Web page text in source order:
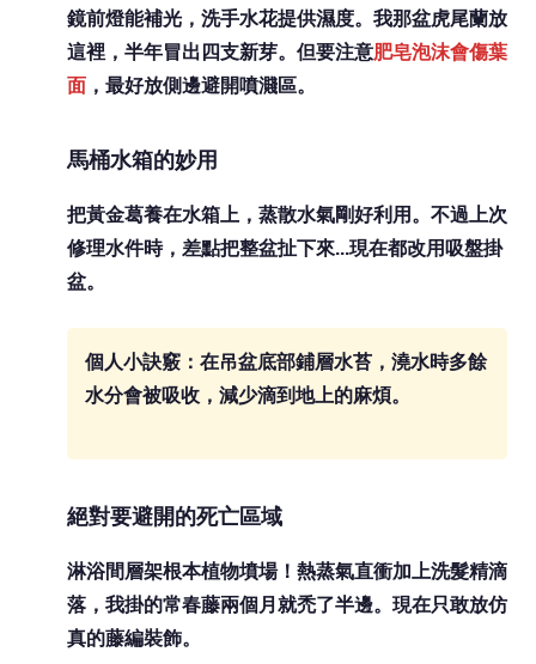
鏡前燈能補光，洗手水花提供濕度。我那盆虎尾蘭放
這裡，半年冒出四支新芽。但要注意肥皂泡沫會傷葉
面 ，最好放側邊避開噴濺區。
馬桶水箱的妙用
把黃金葛養在水箱上，蒸散水氣剛好利用。不過上次
修理水件時，差點把整盆扯下來...現在都改用吸盤掛
盆。
個人小訣竅：在吊盆底部鋪層水苔，澆水時多餘
水分會被吸收，減少滴到地上的麻煩。
絕對要避開的死亡區域
淋浴間層架根本植物墳場！熱蒸氣直衝加上洗髮精滴
落，我掛的常春藤兩個月就禿了半邊。現在只敢放仿
真的藤編裝飾。